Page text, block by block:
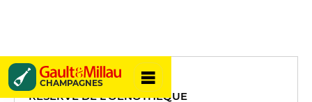
CHAMPAGNES
Drappier
RÉSERVE DE L'OENOTHÈQUE